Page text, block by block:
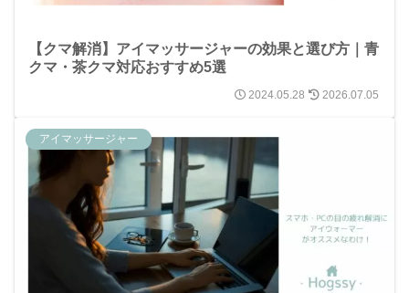
【クマ解消】アイマッサージャーの効果と選び方｜青
クマ・茶クマ対応おすすめ5選
2024.05.28 2026.07.05
アイマッサージャー